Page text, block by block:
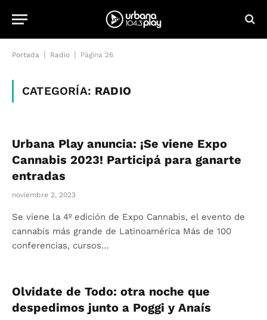
Portada Radio Página 26
CATEGORÍA: RADIO
Urbana Play anuncia: ¡Se viene Expo
Cannabis 2023! Participá para ganarte
entradas
noviembre 2, 2023
Se viene la 4º edición de Expo Cannabis, el evento de
cannabis más grande de Latinoamérica Más de 100
conferencias, cursos…
Olvidate de Todo: otra noche que
despedimos junto a Poggi y Anaís